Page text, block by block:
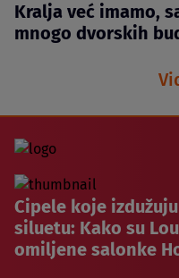
Kralja već imamo,
mnogo dvorskih
Cipele koje
siluetu: Kako su
omiljene salonke